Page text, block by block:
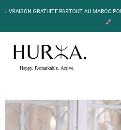
LIVRAISON GRATUITE PARTOUT AU MAROC